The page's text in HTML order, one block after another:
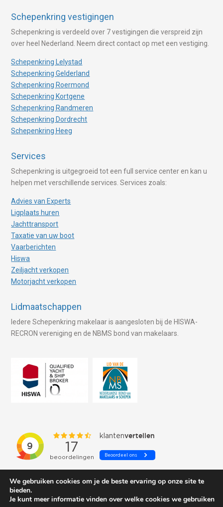
Schepenkring vestigingen
Schepenkring is verdeeld over 7 vestigingen die verspreid zijn
over heel Nederland. Neem direct contact op met een vestiging.
Schepenkring Lelystad
Schepenkring Gelderland
Schepenkring Roermond
Schepenkring Kortgene
Schepenkring Randmeren
Schepenkring Dordrecht
Schepenkring Heeg
Services
Schepenkring is uitgegroeid tot een full service center en kan u
helpen met verschillende services. Services zoals:
Advies van Experts
Ligplaats huren
Jachttransport
Taxatie van uw boot
Vaarberichten
Hiswa
Zeiljacht verkopen
Motorjacht verkopen
Lidmaatschappen
Iedere Schepenkring makelaar is aangesloten bij de HISWA-
RECRON vereniging en de NBMS bond van makelaars.
We gebruiken cookies om je de beste ervaring op onze site te
bieden.
Je kunt meer informatie vinden over welke cookies we gebruiken